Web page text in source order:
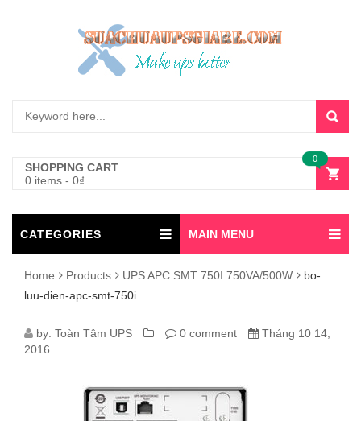
SHOPPING CART
0 items - 0₫
0
CATEGORIES MAIN MENU
Home Products UPS APC SMT 750I 750VA/500W
bo-
luu-dien-apc-smt-750i
BO-
by: Toàn Tâm UPS 0 comment
Tháng 10 14,
2016